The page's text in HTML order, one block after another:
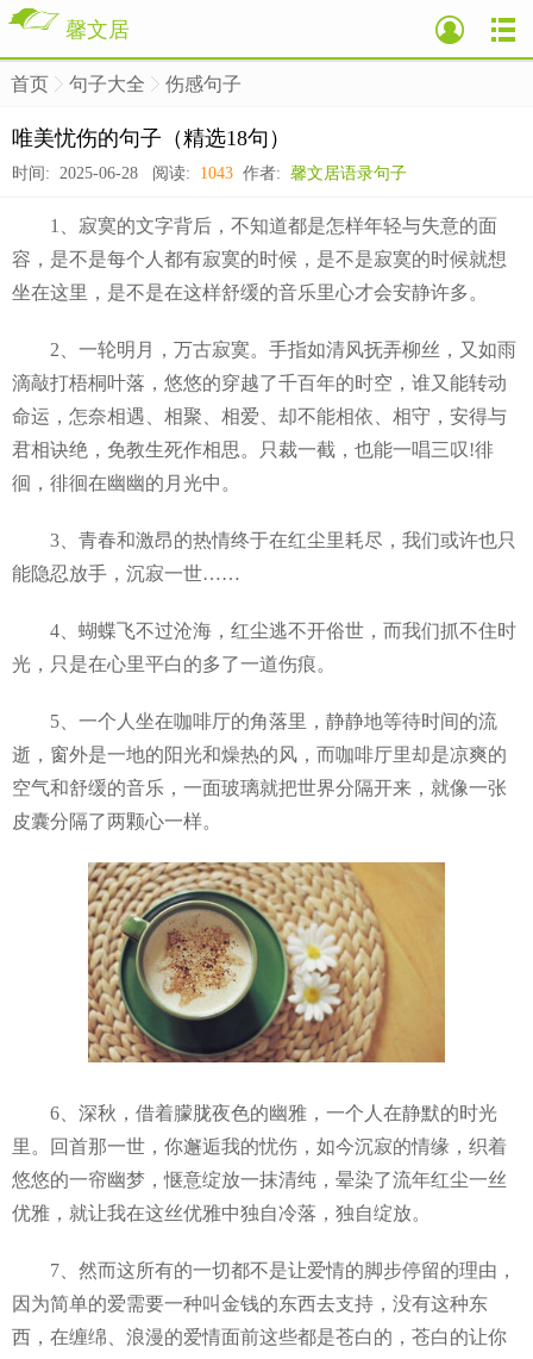
馨文居
首页 句子大全 伤感句子
唯美忧伤的句子（精选18句）
时间: 2025-06-28 阅读: 1043 作者: 馨文居语录句子
1、寂寞的文字背后，不知道都是怎样年轻与失意的面
容，是不是每个人都有寂寞的时候，是不是寂寞的时候就想
坐在这里，是不是在这样舒缓的音乐里心才会安静许多。
2、一轮明月，万古寂寞。手指如清风抚弄柳丝，又如雨
滴敲打梧桐叶落，悠悠的穿越了千百年的时空，谁又能转动
命运，怎奈相遇、相聚、相爱、却不能相依、相守，安得与
君相诀绝，免教生死作相思。只裁一截，也能一唱三叹!徘
徊，徘徊在幽幽的月光中。
3、青春和激昂的热情终于在红尘里耗尽，我们或许也只
能隐忍放手，沉寂一世……
4、蝴蝶飞不过沧海，红尘逃不开俗世，而我们抓不住时
光，只是在心里平白的多了一道伤痕。
5、一个人坐在咖啡厅的角落里，静静地等待时间的流
逝，窗外是一地的阳光和燥热的风，而咖啡厅里却是凉爽的
空气和舒缓的音乐，一面玻璃就把世界分隔开来，就像一张
皮囊分隔了两颗心一样。
6、深秋，借着朦胧夜色的幽雅，一个人在静默的时光
里。回首那一世，你邂逅我的忧伤，如今沉寂的情缘，织着
悠悠的一帘幽梦，惬意绽放一抹清纯，晕染了流年红尘一丝
优雅，就让我在这丝优雅中独自冷落，独自绽放。
7、然而这所有的一切都不是让爱情的脚步停留的理由，
因为简单的爱需要一种叫金钱的东西去支持，没有这种东
西，在缠绵、浪漫的爱情面前这些都是苍白的，苍白的让你